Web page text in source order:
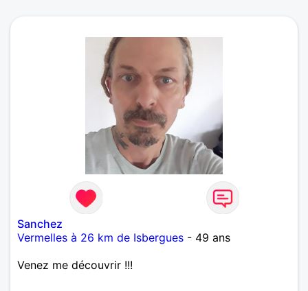
Sanchez
Vermelles à 26 km de Isbergues - 49 ans
Venez me découvrir !!!